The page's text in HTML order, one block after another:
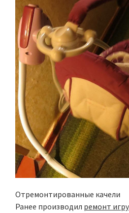
Отремонтированные качели
Ранее производил ремонт